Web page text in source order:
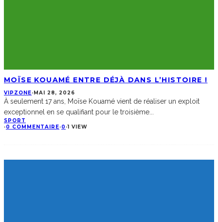
MOÏSE KOUAMÉ ENTRE DÉJÀ DANS L’HISTOIRE !
VIPZONE· MAI 28, 2026
À seulement 17 ans, Moïse Kouamé vient de réaliser un exploit
exceptionnel en se qualifiant pour le troisième...
SPORT
·0 COMMENTAIRE·0 ·1 VIEW